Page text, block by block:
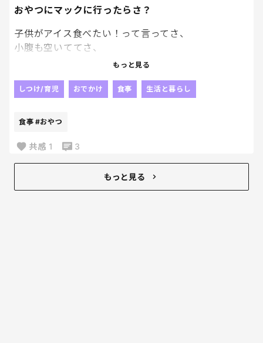
おやつにマックに行ったらさ？
子供がアイス食べたい！って言ってさ、
小腹も空いててさ、
ちょうどいい場所にあるのが
お店の外にはフルーリーとか
なのにさ？
販売していません
んなわけあるかい。ってカウンターまで
行ったら、スイーツ取り扱い無し。
もっと見る
しつけ/育児 おでかけ 食事 生活と暮らし
食事 #おやつ
共感 1 3
もっと見る